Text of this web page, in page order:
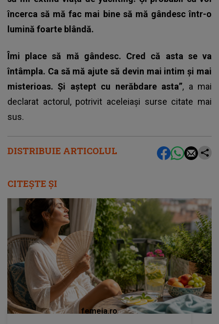
DISTRIBUIE ARTICOLUL
încerca să mă fac mai bine să mă gândesc într-o
lumină foarte blândă.
Îmi place să mă gândesc. Cred că asta se va
întâmpla. Ca să mă ajute să devin mai intim și mai
misterioas. Și aștept cu nerăbdare asta”, a mai
declarat actorul, potrivit aceleiași surse citate mai
sus.
CITEȘTE ȘI
femeia.ro